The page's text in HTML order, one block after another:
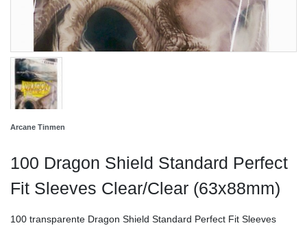
Arcane Tinmen
100 Dragon Shield Standard Perfect
Fit Sleeves Clear/Clear (63x88mm)
100 transparente Dragon Shield Standard Perfect Fit Sleeves